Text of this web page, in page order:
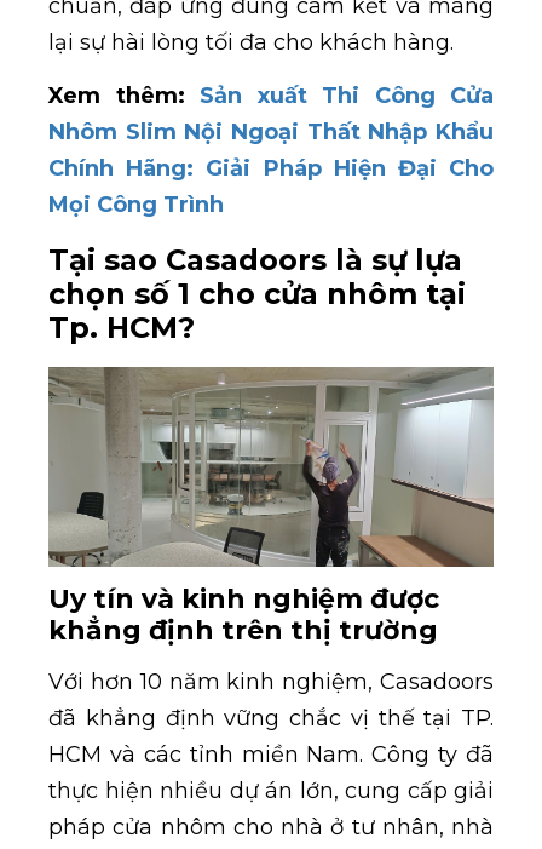
chuẩn, đáp ứng đúng cam kết và mang
lại sự hài lòng tối đa cho khách hàng.
Xem thêm:
Sản xuất Thi Công Cửa
Nhôm Slim Nội Ngoại Thất Nhập Khẩu
Chính Hãng: Giải Pháp Hiện Đại Cho
Mọi Công Trình
Tại sao Casadoors là sự lựa
chọn số 1 cho cửa nhôm tại
Tp. HCM?
Uy tín và kinh nghiệm được
khẳng định trên thị trường
Với hơn 10 năm kinh nghiệm, Casadoors
đã khẳng định vững chắc vị thế tại TP.
HCM và các tỉnh miền Nam. Công ty đã
thực hiện nhiều dự án lớn, cung cấp giải
pháp cửa nhôm cho nhà ở tư nhân, nhà